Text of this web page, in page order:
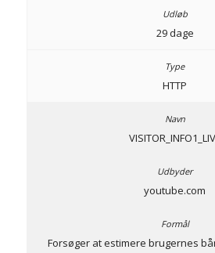
29 dage
HTTP
youtube.com
Forsøger at estimere brugernes